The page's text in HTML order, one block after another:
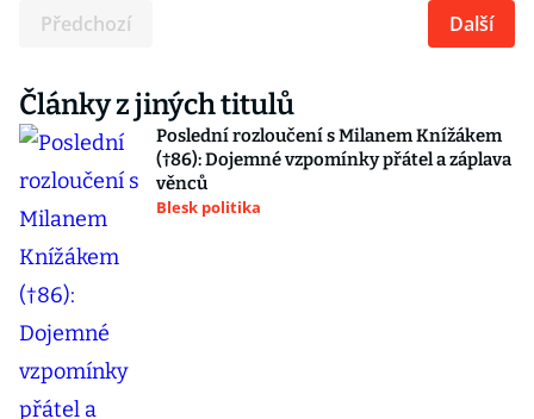
Předchozí Další
Články z jiných titulů
Poslední rozloučení s Milanem Knížákem
(†86): Dojemné vzpomínky přátel a záplava
věnců
Blesk politika